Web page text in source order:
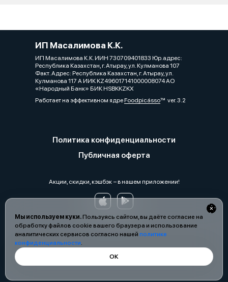
Мы используем куки.Пользуясь сайтом, вы даёте согласие на
обработку файлов cookie вашего браузера и использование
аналитических сервисов согласно нашей политике
конфиденциальности.
ОК
ИП Масалимова К.К.
ИП Масалимова К.К. ИИН 730709401833 Юр.адрес:
Республика Казахстан, г. Атырау, ул. Кулманова 107
Факт. Адрес: Республика Казахстан, г. Атырау, ул.
Кулманова 117 А ИИК KZ496017141000008074 АО
«Народный Банк» БИК HSBKKZKX
Работает на эффективном ядреFoodpicássover. 3.2
Политика конфиденциальности
Публичная оферта
Акции, скидки, кэшбэк − в нашем приложении!